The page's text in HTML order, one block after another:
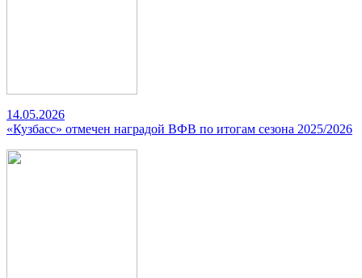
14.05.2026
«Кузбасс» отмечен наградой ВФВ по итогам сезона 2025/2026